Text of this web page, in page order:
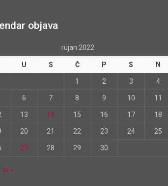
objava
rujan 2022
U S Č P S N
1 2 3 4
6 7 8 9 10 11
13 14 15 16 17 18
20 21 22 23 24 25
27 28 29 30
lis »